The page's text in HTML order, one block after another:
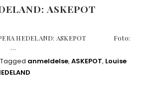
ASKEPOT
HEDELAND: ASKEPOT Foto:
…
Tagged anmeldelse, ASKEPOT, Louise